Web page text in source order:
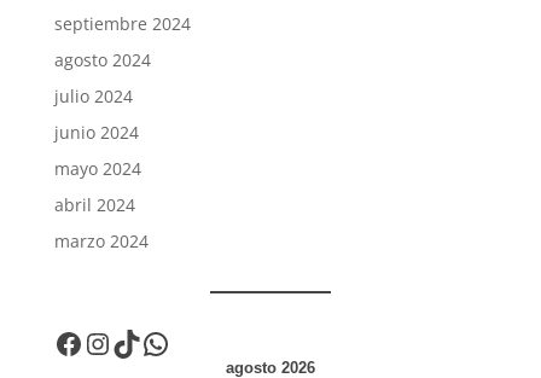
septiembre 2024
agosto 2024
julio 2024
junio 2024
mayo 2024
abril 2024
marzo 2024
Facebook
Instagram
TikTok
WhatsApp
agosto 2026